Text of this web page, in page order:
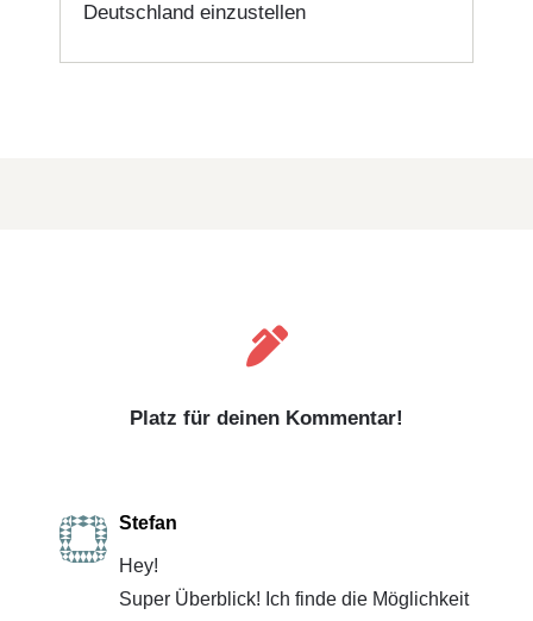
Deutschland einzustellen

Platz für deinen Kommentar!
Stefan
Hey!
Super Überblick! Ich finde die Möglichkeit